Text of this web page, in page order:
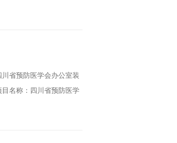
医学会办公用房，总建
省预防医学会办公室装
名称：四川省预防医学
防医学会办公用房，总